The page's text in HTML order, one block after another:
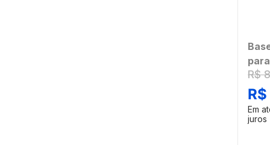
R$
R$
Em
juros